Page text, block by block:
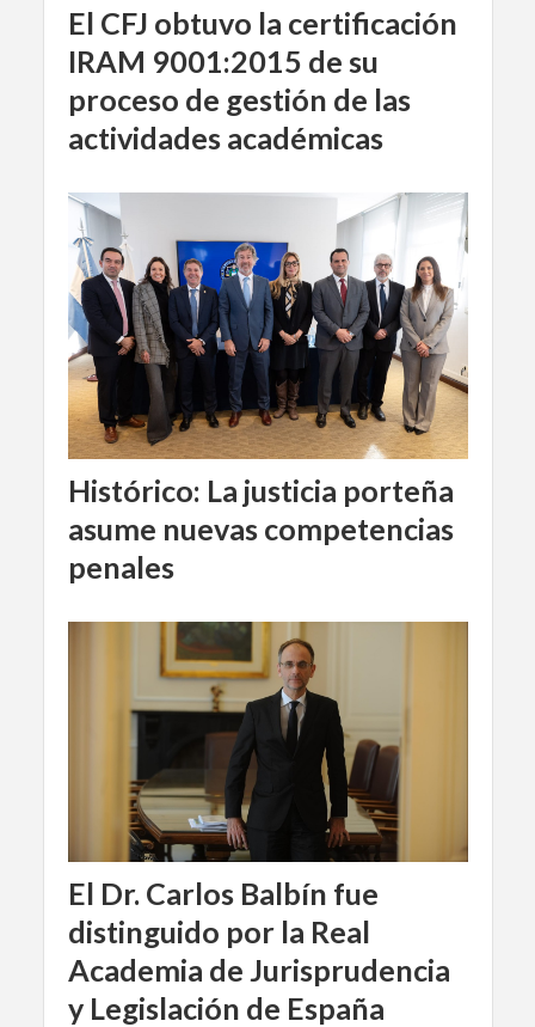
El CFJ obtuvo la certificación
IRAM 9001:2015 de su
proceso de gestión de las
actividades académicas
Histórico: La justicia porteña
asume nuevas competencias
penales
El Dr. Carlos Balbín fue
distinguido por la Real
Academia de Jurisprudencia
y Legislación de España